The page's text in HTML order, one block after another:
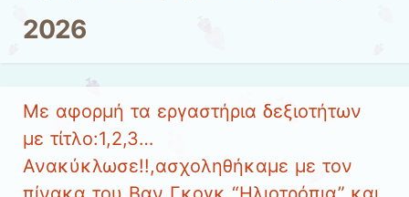
2026
Με αφορμή τα εργαστήρια δεξιοτήτων
με τίτλο:1,2,3…
Ανακύκλωσε!!,ασχοληθήκαμε με τον